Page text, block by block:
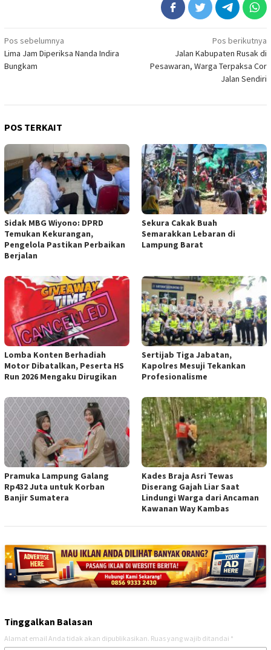
Navigasi
pos
Pos sebelumnya
Lima Jam Diperiksa Nanda Indira
Bungkam
Pos berikutnya
Jalan Kabupaten Rusak di
Pesawaran, Warga Terpaksa Cor
Jalan Sendiri
POS TERKAIT
Sidak MBG Wiyono: DPRD
Temukan Kekurangan,
Pengelola Pastikan Perbaikan
Berjalan
Sekura Cakak Buah
Semarakkan Lebaran di
Lampung Barat
Lomba Konten Berhadiah
Motor Dibatalkan, Peserta HS
Run 2026 Mengaku Dirugikan
Sertijab Tiga Jabatan,
Kapolres Mesuji Tekankan
Profesionalisme
Pramuka Lampung Galang
Rp432 Juta untuk Korban
Banjir Sumatera
Kades Braja Asri Tewas
Diserang Gajah Liar Saat
Lindungi Warga dari Ancaman
Kawanan Way Kambas
Tinggalkan Balasan
Alamat email Anda tidak akan dipublikasikan. Ruas yang wajib ditandai *